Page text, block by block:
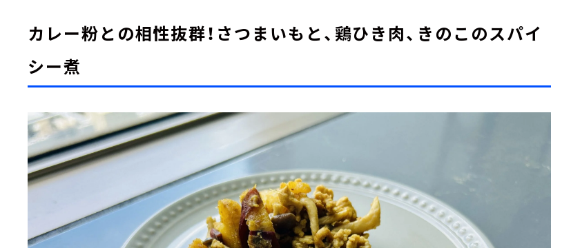
カレー粉との相性抜群！さつまいもと、鶏ひき肉、きのこのスパイ
シー煮